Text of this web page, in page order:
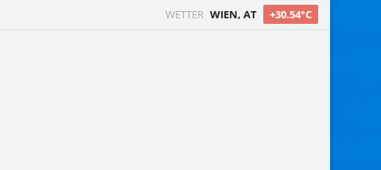
WETTER WIEN, AT +30.54°C